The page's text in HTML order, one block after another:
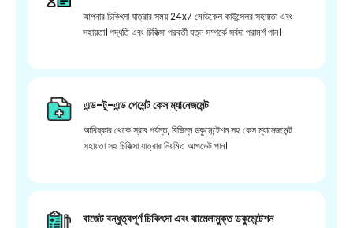
আপনার চিকিৎসা যাত্রার সময় 24x7 মেডিকেল কাউন্সেলর সহায়তা এবং
সহায়তা। পদ্ধতি এবং চিকিত্সা পরবর্তী যত্ন সম্পর্কে সর্বদা পরামর্শ পান।
এন্ড-টু-এন্ড পেশেন্ট কেস ম্যানেজমেন্ট
আবিষ্কার থেকে স্রাব পর্যন্ত, বিভিন্ন ডকুমেন্টেশন সহ কেস ম্যানেজমেন্ট
সহায়তা সহ চিকিত্সা যাত্রার নিয়মিত আপডেট পান।
বাজেট বন্ধুত্বপূর্ণ চিকিৎসা এবং ঝামেলামুক্ত ডকুমেন্টেশন